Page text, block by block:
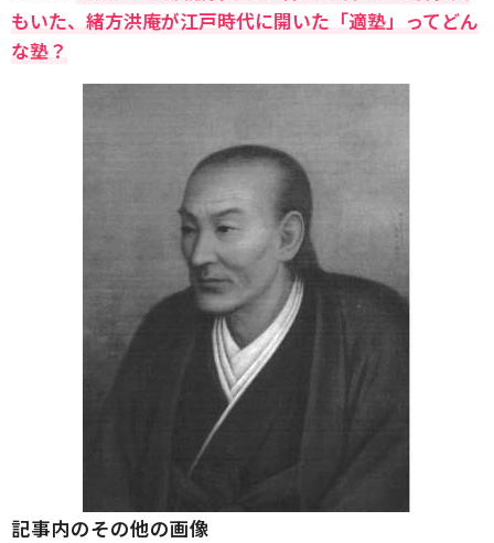
もいた、緒方洪庵が江戸時代に開いた「適塾」ってどん
な塾？
記事内のその他の画像